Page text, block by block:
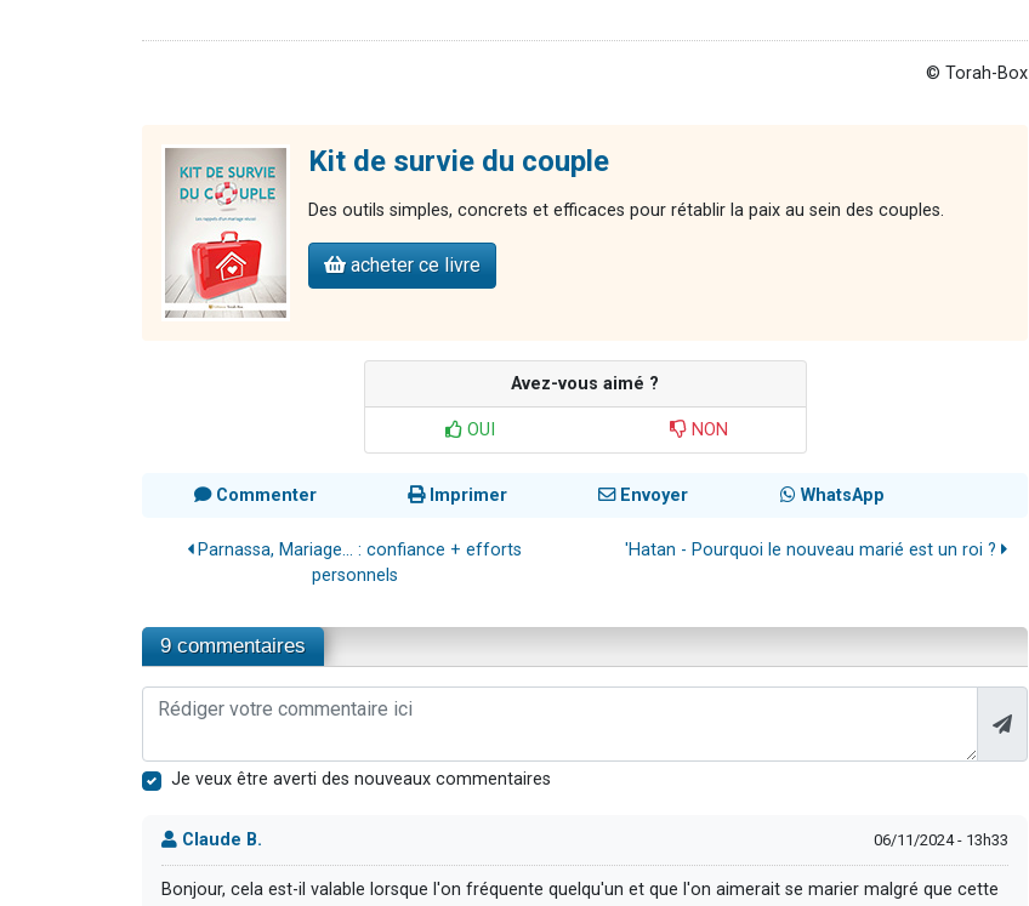
© Torah-Box
Kit de survie du couple
Des outils simples, concrets et efficaces pour rétablir la paix au sein des couples.
acheter ce livre
Avez-vous aimé ?
OUI NON
Commenter Imprimer Envoyer WhatsApp
Parnassa, Mariage... : confiance + efforts
personnels
'Hatan - Pourquoi le nouveau marié est un roi ?
9 commentaires
Je veux être averti des nouveaux commentaires
Claude B. 06/11/2024 - 13h33
Bonjour, cela est-il valable lorsque l'on fréquente quelqu'un et que l'on aimerait se marier malgré que cette